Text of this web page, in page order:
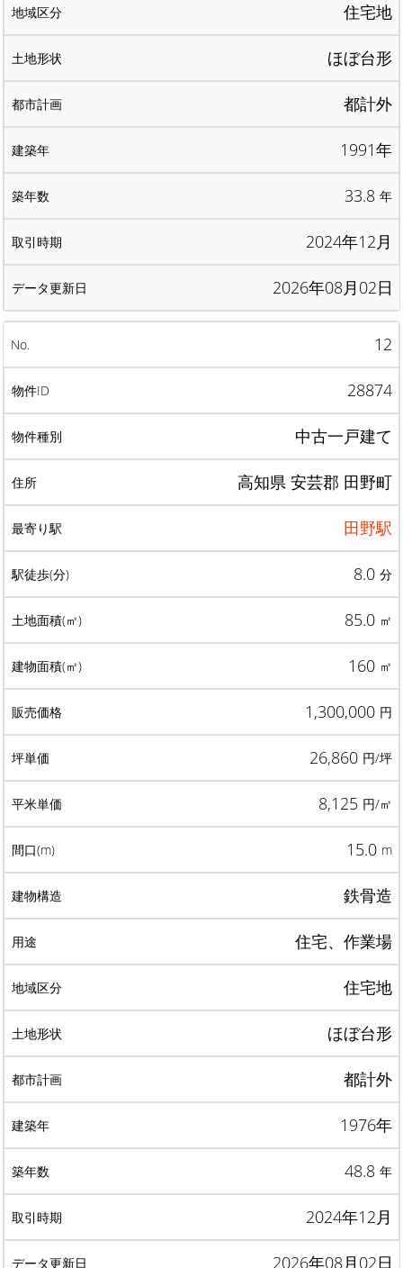
住宅地
ほぼ台形
都計外
1991年
33.8 年
2024年12月
2026年08月02日
12
28874
中古一戸建て
高知県 安芸郡 田野町
田野駅
8.0 分
85.0 ㎡
160 ㎡
1,300,000 円
26,860 円/坪
8,125 円/㎡
15.0 m
鉄骨造
住宅、作業場
住宅地
ほぼ台形
都計外
1976年
48.8 年
2024年12月
2026年08月02日